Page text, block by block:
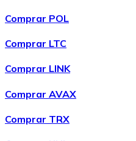
ComprarEthereum Classic
Comprar POL
Comprar LTC
Comprar LINK
Comprar AVAX
Comprar TRX